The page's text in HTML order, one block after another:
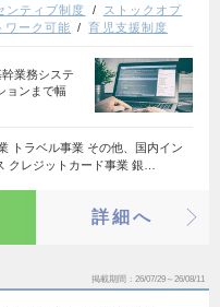
ンティブ制度
ストックオプ
ワーク可能 育児支援制度
業務システ
ョンまで幅
トラベル事業 その他、国内イン
クレジットカード事業 銀…
詳細へ
掲載期間 26/07/29～26/08/11